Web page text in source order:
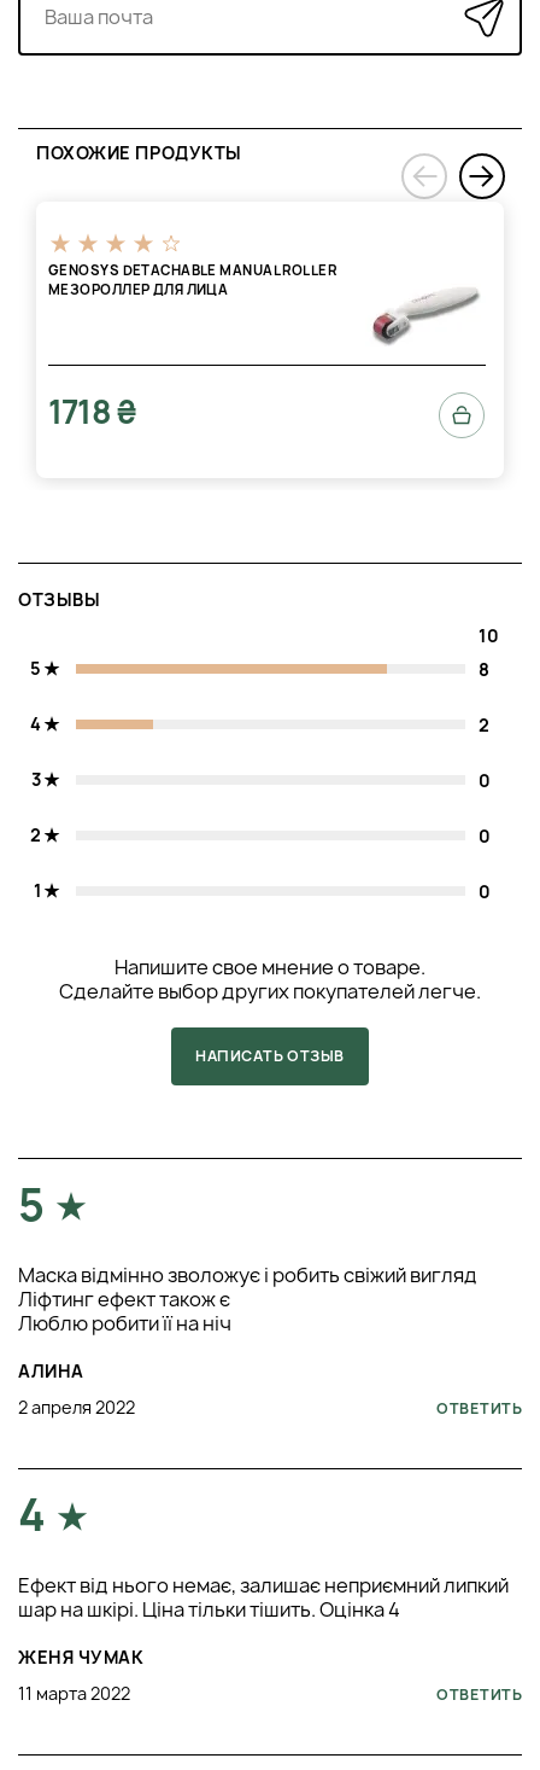
ПОХОЖИЕ ПРОДУКТЫ
GENOSYS DETACHABLE MANUAL ROLLER
МЕЗОРОЛЛЕР ДЛЯ ЛИЦА
1718 ₴
‹
›
ОТЗЫВЫ
10
5
8
4 2
3 0
2 0
1 0
Напишите свое мнение о товаре.
Сделайте выбор других покупателей легче.
НАПИСАТЬ ОТЗЫВ
5
Маска відмінно зволожує і робить свіжий вигляд
Ліфтинг ефект також є
Люблю робити її на ніч
АЛИНА
2 апреля 2022
ОТВЕТИТЬ
4
Ефект від нього немає, залишає неприємний липкий
шар на шкірі. Ціна тільки тішить. Оцінка 4
ЖЕНЯ ЧУМАК
11 марта 2022
ОТВЕТИТЬ